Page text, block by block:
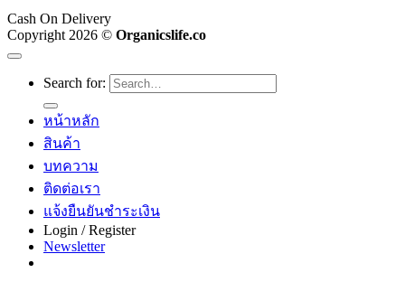
Cash On Delivery
Copyright 2026 © Organicslife.co
Search for:
หน้าหลัก
สินค้า
บทความ
ติดต่อเรา
แจ้งยืนยันชำระเงิน
Login / Register
Newsletter